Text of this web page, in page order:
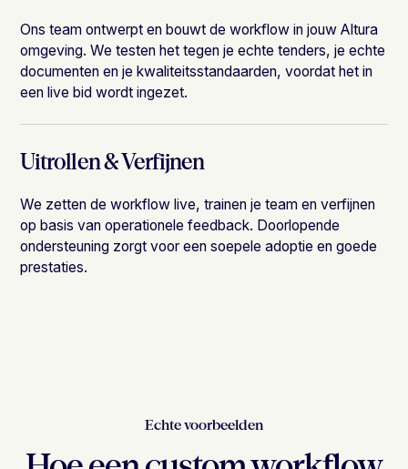
Ons team ontwerpt en bouwt de workflow in jouw Altura
omgeving. We testen het tegen je echte tenders, je echte
documenten en je kwaliteitsstandaarden, voordat het in
een live bid wordt ingezet.
Uitrollen & Verfijnen
We zetten de workflow live, trainen je team en verfijnen
op basis van operationele feedback. Doorlopende
ondersteuning zorgt voor een soepele adoptie en goede
prestaties.
Echte voorbeelden